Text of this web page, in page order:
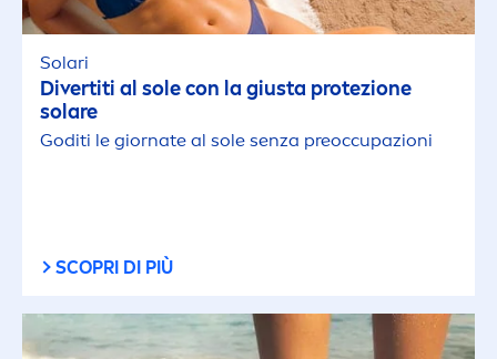
Solari
Divertiti al sole con la giusta protezione
solare
Goditi le giornate al sole senza preoccupazioni
SCOPRI DI PIÙ